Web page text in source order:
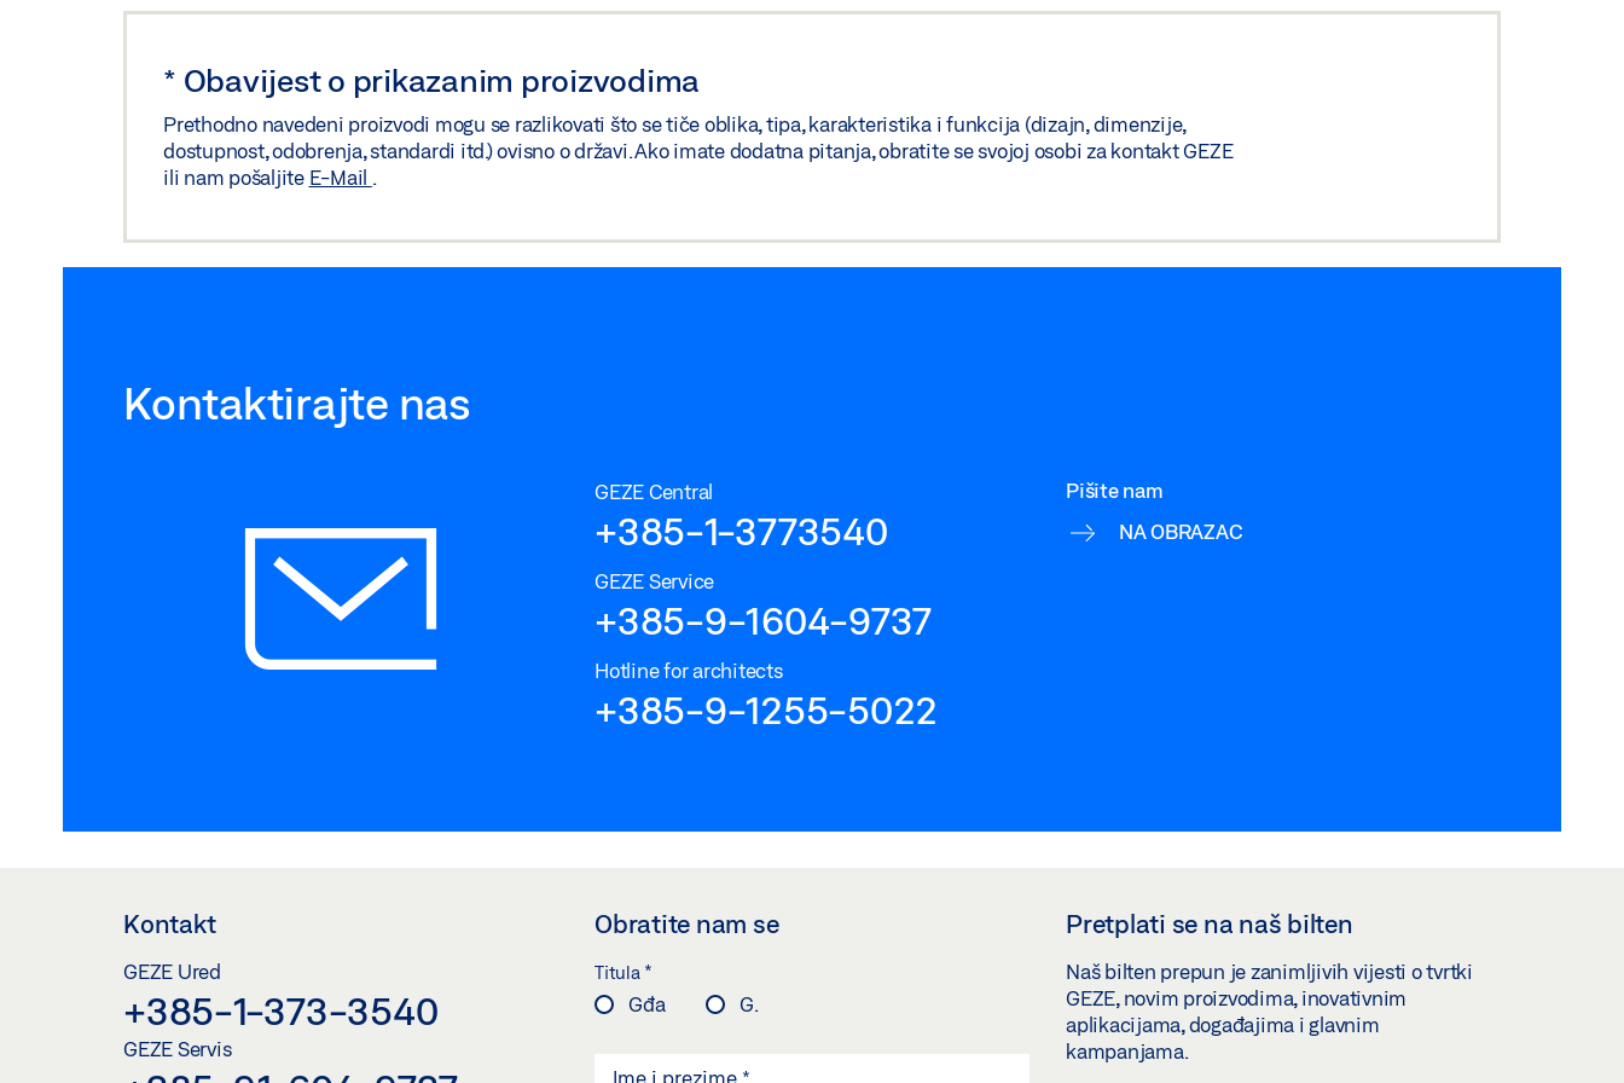
* Obavijest o prikazanim proizvodima
Prethodno navedeni proizvodi mogu se razlikovati što se tiče oblika, tipa, karakteristika i funkcija (dizajn, dimenzije,
dostupnost, odobrenja, standardi itd.) ovisno o državi. Ako imate dodatna pitanja, obratite se svojoj osobi za kontakt GEZE
ili nam pošaljite E-Mail
Kontaktirajte nas
GEZE Central
+385-1-3773540
GEZE Service
+385-9-1604-9737
Hotline for architects
+385-9-1255-5022
Pišite nam
NA OBRAZAC
Kontakt
GEZE Ured
+385-1-373-3540
GEZE Servis
Obratite nam se
Titula *
Gđa
G.
Pretplati se na naš bilten
Naš bilten prepun je zanimljivih vijesti o tvrtki
GEZE, novim proizvodima, inovativnim
aplikacijama, događajima i glavnim
kampanjama.